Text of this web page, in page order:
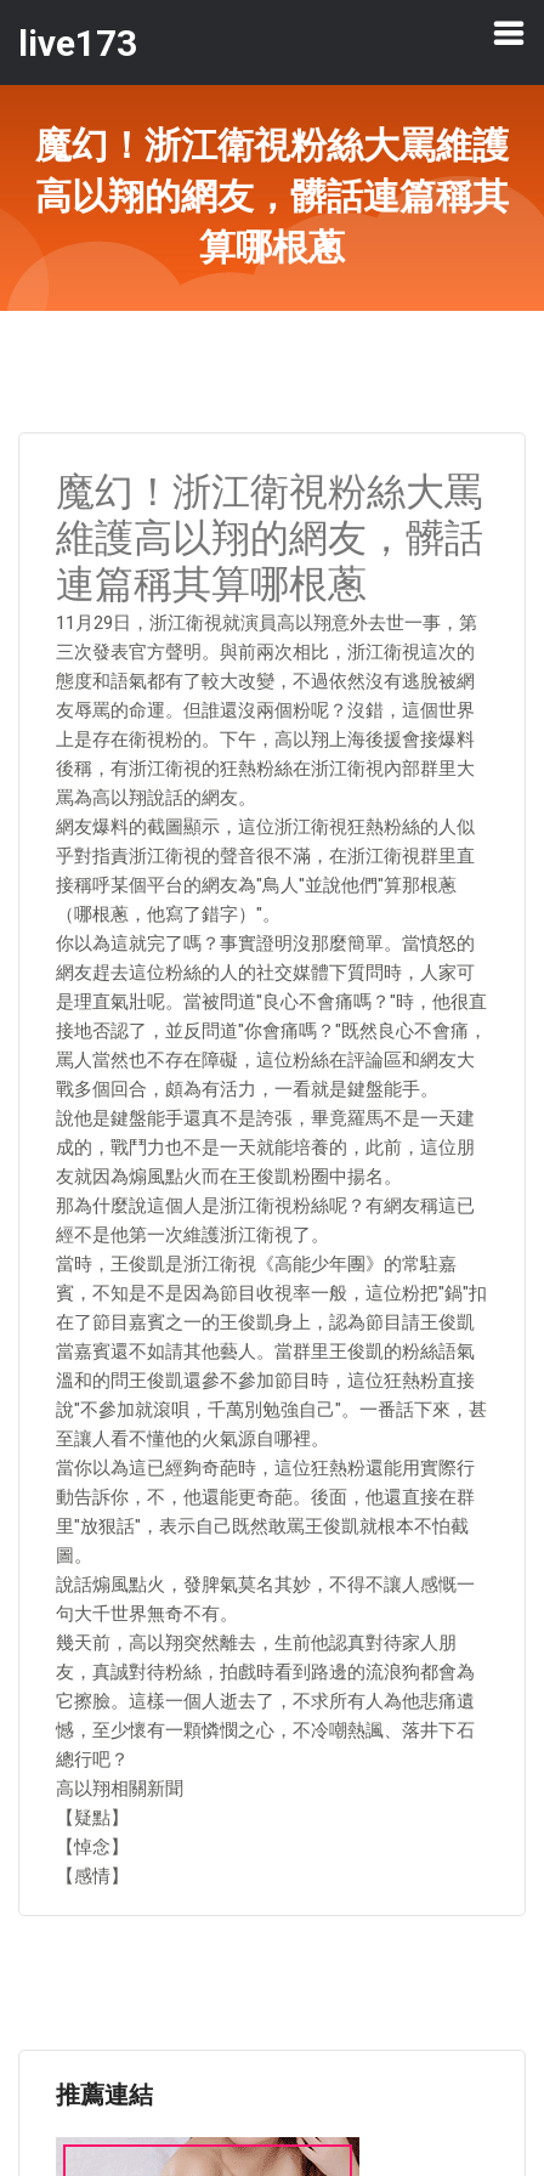
live173
魔幻！浙江衛視粉絲大罵維護
高以翔的網友，髒話連篇稱其
算哪根蔥
魔幻！浙江衛視粉絲大罵
維護高以翔的網友，髒話
連篇稱其算哪根蔥
11月29日，浙江衛視就演員高以翔意外去世一事，第
三次發表官方聲明。與前兩次相比，浙江衛視這次的
態度和語氣都有了較大改變，不過依然沒有逃脫被網
友辱罵的命運。但誰還沒兩個粉呢？沒錯，這個世界
上是存在衛視粉的。下午，高以翔上海後援會接爆料
後稱，有浙江衛視的狂熱粉絲在浙江衛視內部群里大
罵為高以翔說話的網友。
網友爆料的截圖顯示，這位浙江衛視狂熱粉絲的人似
乎對指責浙江衛視的聲音很不滿，在浙江衛視群里直
接稱呼某個平台的網友為"鳥人"並說他們"算那根蔥
（哪根蔥，他寫了錯字）"。
你以為這就完了嗎？事實證明沒那麼簡單。當憤怒的
網友趕去這位粉絲的人的社交媒體下質問時，人家可
是理直氣壯呢。當被問道"良心不會痛嗎？"時，他很直
接地否認了，並反問道"你會痛嗎？"既然良心不會痛，
罵人當然也不存在障礙，這位粉絲在評論區和網友大
戰多個回合，頗為有活力，一看就是鍵盤能手。
說他是鍵盤能手還真不是誇張，畢竟羅馬不是一天建
成的，戰鬥力也不是一天就能培養的，此前，這位朋
友就因為煽風點火而在王俊凱粉圈中揚名。
那為什麼說這個人是浙江衛視粉絲呢？有網友稱這已
經不是他第一次維護浙江衛視了。
當時，王俊凱是浙江衛視《高能少年團》的常駐嘉
賓，不知是不是因為節目收視率一般，這位粉把"鍋"扣
在了節目嘉賓之一的王俊凱身上，認為節目請王俊凱
當嘉賓還不如請其他藝人。當群里王俊凱的粉絲語氣
溫和的問王俊凱還參不參加節目時，這位狂熱粉直接
說"不參加就滾唄，千萬別勉強自己"。一番話下來，甚
至讓人看不懂他的火氣源自哪裡。
當你以為這已經夠奇葩時，這位狂熱粉還能用實際行
動告訴你，不，他還能更奇葩。後面，他還直接在群
里"放狠話"，表示自己既然敢罵王俊凱就根本不怕截
圖。
說話煽風點火，發脾氣莫名其妙，不得不讓人感慨一
句大千世界無奇不有。
幾天前，高以翔突然離去，生前他認真對待家人朋
友，真誠對待粉絲，拍戲時看到路邊的流浪狗都會為
它擦臉。這樣一個人逝去了，不求所有人為他悲痛遺
憾，至少懷有一顆憐憫之心，不冷嘲熱諷、落井下石
總行吧？
高以翔相關新聞
【疑點】
【悼念】
【感情】
推薦連結